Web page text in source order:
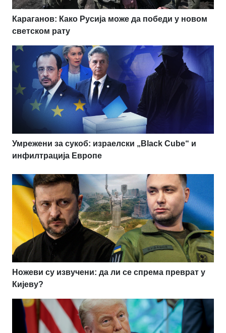
Караганов: Како Русија може да победи у новом
светском рату
Умрежени за сукоб: израелски „Black Cube“ и
инфилтрација Европе
Ножеви су извучени: да ли се спрема преврат у
Кијеву?